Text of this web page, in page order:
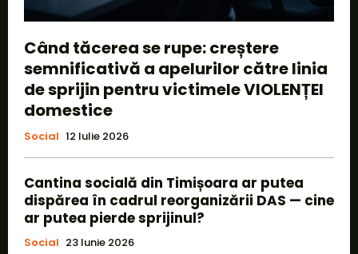
Când tăcerea se rupe: creștere
semnificativă a apelurilor către linia
de sprijin pentru victimele VIOLENȚEI
domestice
Social 12 Iulie 2026
Cantina socială din Timișoara ar putea
dispărea în cadrul reorganizării DAS — cine
ar putea pierde sprijinul?
Social 23 Iunie 2026